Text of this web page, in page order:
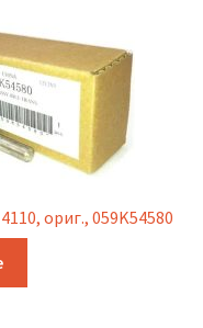
ориг., 059K54580